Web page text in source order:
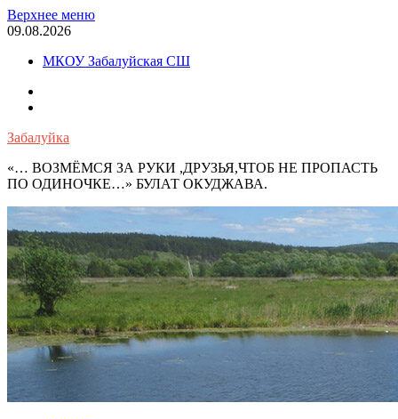
Перейти
к
Верхнее меню
09.08.2026
МКОУ Забалуйская СШ
Забалуйка
«… ВОЗМЁМСЯ ЗА РУКИ ,ДРУЗЬЯ,ЧТОБ НЕ ПРОПАСТЬ
ПО ОДИНОЧКЕ…» БУЛАТ ОКУДЖАВА.